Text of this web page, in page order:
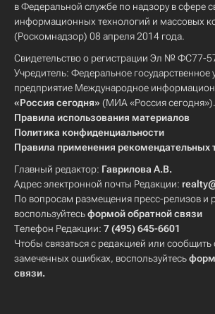
в Федеральной службе по надзору в сфере
информационных технологий и массовых
(Роскомнадзор) 08 апреля 2014 года.
Свидетельство о регистрации Эл № ФС77-
Учредитель: Федеральное государственное
предприятие Международное
«Россия сегодня» (МИА «Россия сегодня»).
Правила использования материалов
Политика конфиденциальности
Правила применения рекомендательных
Главный редактор: Гаврилова А.В.
Адрес электронной почты Редакции:
По вопросам размещения пресс-релизов и
воспользуйтесьформой обратной связи
Телефон Редакции: 7 (495) 645-6601
Чтобы связаться с редакцией или сообщить
замеченных ошибках, воспользуйтесь
связи.